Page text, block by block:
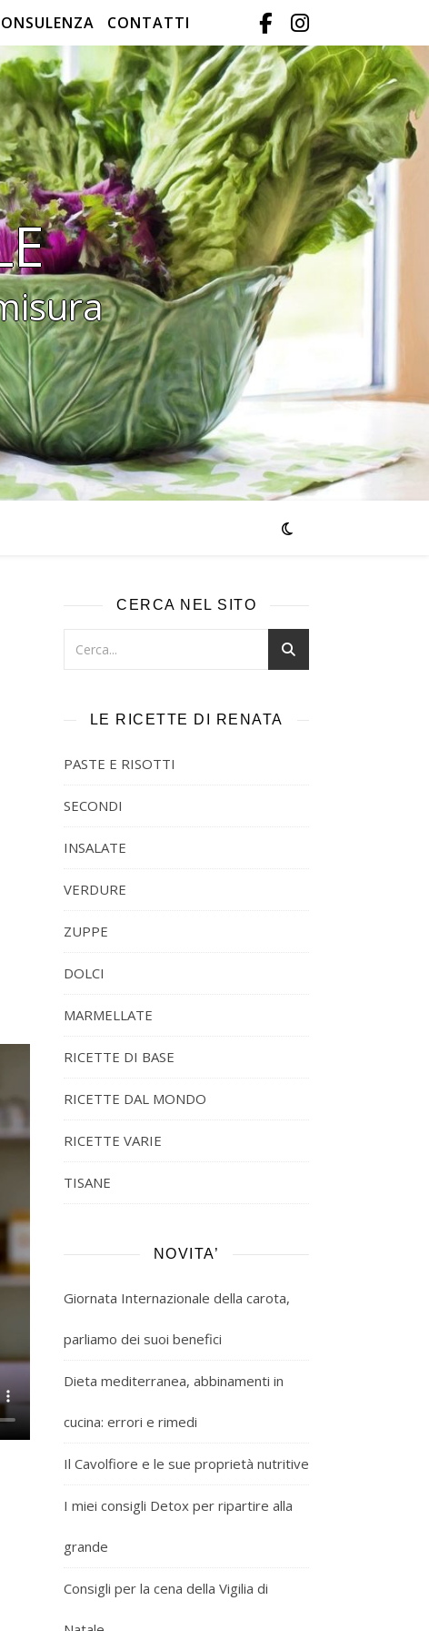
CONTATTI
CERCA NEL SITO
LE RICETTE DI RENATA
PASTE E RISOTTI
SECONDI
INSALATE
VERDURE
ZUPPE
DOLCI
MARMELLATE
RICETTE DI BASE
RICETTE DAL MONDO
RICETTE VARIE
TISANE
NOVITA’
Giornata Internazionale della carota,
parliamo dei suoi benefici
Dieta mediterranea, abbinamenti in
cucina: errori e rimedi
Il Cavolfiore e le sue proprietà nutritive
I miei consigli Detox per ripartire alla
grande
Consigli per la cena della Vigilia di